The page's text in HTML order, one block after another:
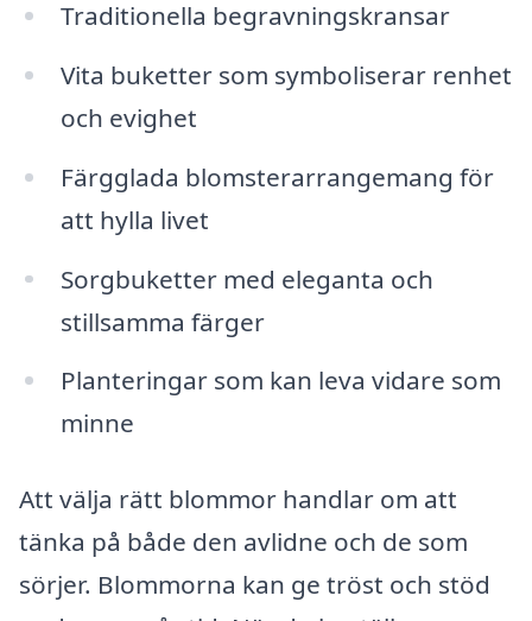
Traditionella begravningskransar
Vita buketter som symboliserar renhet
och evighet
Färgglada blomsterarrangemang för
att hylla livet
Sorgbuketter med eleganta och
stillsamma färger
Planteringar som kan leva vidare som
minne
Att välja rätt blommor handlar om att
tänka på både den avlidne och de som
sörjer. Blommorna kan ge tröst och stöd